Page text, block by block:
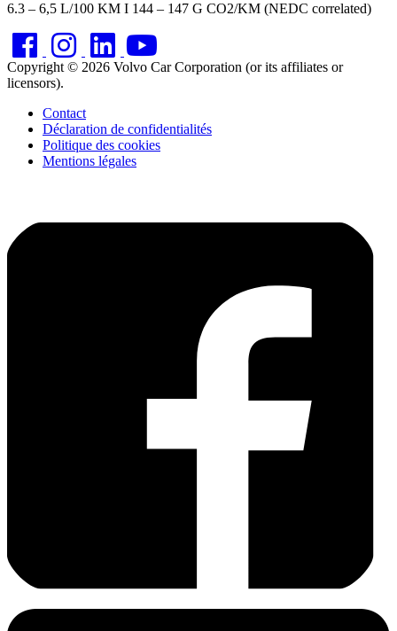
6.3 – 6,5 L/100 KM I 144 – 147 G CO2/KM (NEDC correlated)
Copyright © 2026 Volvo Car Corporation (or its affiliates or
licensors).
Contact
Déclaration de confidentialités
Politique des cookies
Mentions légales